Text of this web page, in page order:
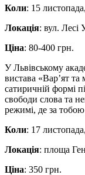
Коли: 15
Локація: вул. Лесі
Ціна: 80-400 грн.
У Львівському
вистава «Вар’ят
сатиричній формі
свободи слова та
режимі, де за тобою
Коли: 17
Локація: площа
Ціна: 350 грн.